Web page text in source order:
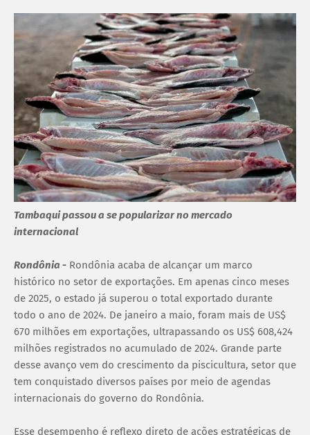
Tambaqui passou a se popularizar no mercado
internacional
Rondônia - Rondônia acaba de alcançar um marco
histórico no setor de exportações. Em apenas cinco meses
de 2025, o estado já superou o total exportado durante
todo o ano de 2024. De janeiro a maio, foram mais de US$
670 milhões em exportações, ultrapassando os US$ 608,424
milhões registrados no acumulado de 2024. Grande parte
desse avanço vem do crescimento da piscicultura, setor que
tem conquistado diversos países por meio de agendas
internacionais do governo do Rondônia.
Esse desempenho é reflexo direto de ações estratégicas de